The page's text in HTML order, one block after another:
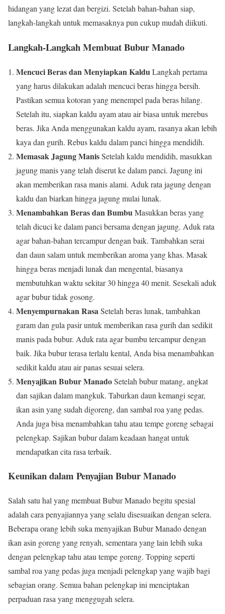
hidangan yang lezat dan bergizi. Setelah bahan-bahan siap,
langkah-langkah untuk memasaknya pun cukup mudah diikuti.
Langkah-Langkah Membuat Bubur Manado
Mencuci Beras dan Menyiapkan KalduLangkah pertama
yang harus dilakukan adalah mencuci beras hingga bersih.
Pastikan semua kotoran yang menempel pada beras hilang.
Setelah itu, siapkan kaldu ayam atau air biasa untuk merebus
beras. Jika Anda menggunakan kaldu ayam, rasanya akan lebih
kaya dan gurih. Rebus kaldu dalam panci hingga mendidih.
Memasak Jagung ManisSetelah kaldu mendidih, masukkan
jagung manis yang telah diserut ke dalam panci. Jagung ini
akan memberikan rasa manis alami. Aduk rata jagung dengan
kaldu dan biarkan hingga jagung mulai lunak.
Menambahkan Beras dan BumbuMasukkan beras yang
telah dicuci ke dalam panci bersama dengan jagung. Aduk rata
agar bahan-bahan tercampur dengan baik. Tambahkan serai
dan daun salam untuk memberikan aroma yang khas. Masak
hingga beras menjadi lunak dan mengental, biasanya
membutuhkan waktu sekitar 30 hingga 40 menit. Sesekali aduk
agar bubur tidak gosong.
Menyempurnakan RasaSetelah beras lunak, tambahkan
garam dan gula pasir untuk memberikan rasa gurih dan sedikit
manis pada bubur. Aduk rata agar bumbu tercampur dengan
baik. Jika bubur terasa terlalu kental, Anda bisa menambahkan
sedikit kaldu atau air panas sesuai selera.
Menyajikan Bubur ManadoSetelah bubur matang, angkat
dan sajikan dalam mangkuk. Taburkan daun kemangi segar,
ikan asin yang sudah digoreng, dan sambal roa yang pedas.
Anda juga bisa menambahkan tahu atau tempe goreng sebagai
pelengkap. Sajikan bubur dalam keadaan hangat untuk
mendapatkan cita rasa terbaik.
Keunikan dalam Penyajian Bubur Manado
Salah satu hal yang membuat Bubur Manado begitu spesial
adalah cara penyajiannya yang selalu disesuaikan dengan selera.
Beberapa orang lebih suka menyajikan Bubur Manado dengan
ikan asin goreng yang renyah, sementara yang lain lebih suka
dengan pelengkap tahu atau tempe goreng. Topping seperti
sambal roa yang pedas juga menjadi pelengkap yang wajib bagi
sebagian orang. Semua bahan pelengkap ini menciptakan
perpaduan rasa yang menggugah selera.